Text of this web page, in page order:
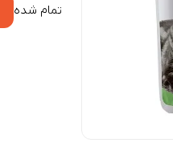
تمام شده